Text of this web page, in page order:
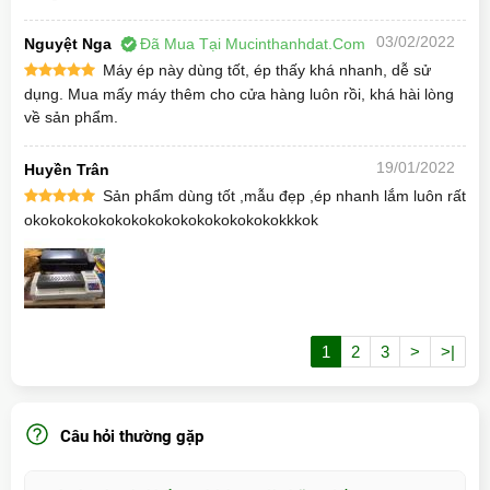
» Xem giáMáy Ép Plastic Khổ A3 OL-389
chính hãng
A3
• Máy Ép Plastic YT 320
ép: Ép nhiệt - Ép nguội.
Ưu điểm nổi
bật
Ép nhanh, máy gọn nhẹ, dễ sử
dụng, hoạt động ổn định
Xuất xứ Trung Quốc
Nguyệt Nga Đã Mua Tại Mucinthanhdat.com
03/02/2022
Máy ép này dùng tốt, ép thấy khá nhanh, dễ sử
dụng. Mua mấy máy thêm cho cửa hàng luôn rồi, khá hài lòng
về sản phẩm.
Huyền Trân
19/01/2022
Sản phẩm dùng tốt ,mẫu đẹp ,ép nhanh lắm luôn rất
okokokokokokokokokokokokokokokokkkok
1 2 3 > >|
Câu hỏi thường gặp